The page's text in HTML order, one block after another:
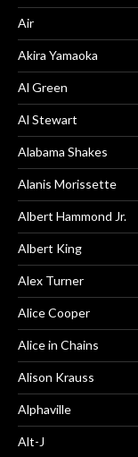
Air
Akira Yamaoka
Al Green
Al Stewart
Alabama Shakes
Alanis Morissette
Albert Hammond Jr.
Albert King
Alex Turner
Alice Cooper
Alice in Chains
Alison Krauss
Alphaville
Alt-J